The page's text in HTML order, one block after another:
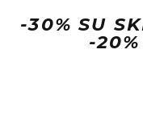
-30% SU
-